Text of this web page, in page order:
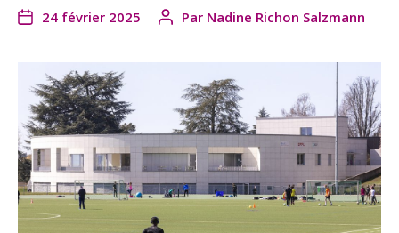
c
o
o
k
i
e
r
n
e
d
I
n
a
l
24 février 2025 Par Nadine Richon Salzmann